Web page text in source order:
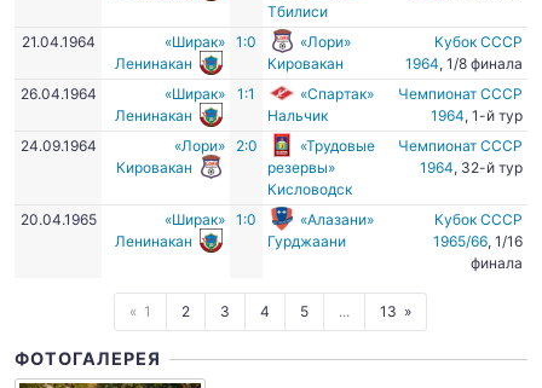
Тбилиси
21.04.1964
«Ширак»
Ленинакан
1:0
«Лори»
Кировакан
Кубок СССР
1964, 1/8 финала
26.04.1964
«Ширак»
Ленинакан
1:1
«Спартак»
Нальчик
Чемпионат СССР
1964, 1-й тур
24.09.1964
«Лори»
Кировакан
2:0
«Трудовые
резервы»
Кисловодск
Чемпионат СССР
1964, 32-й тур
20.04.1965
«Ширак»
Ленинакан
1:0
«Алазани»
Гурджаани
Кубок СССР
1965/66, 1/16
финала
1 2 3 4 5 ... 13
ФОТОГАЛЕРЕЯ